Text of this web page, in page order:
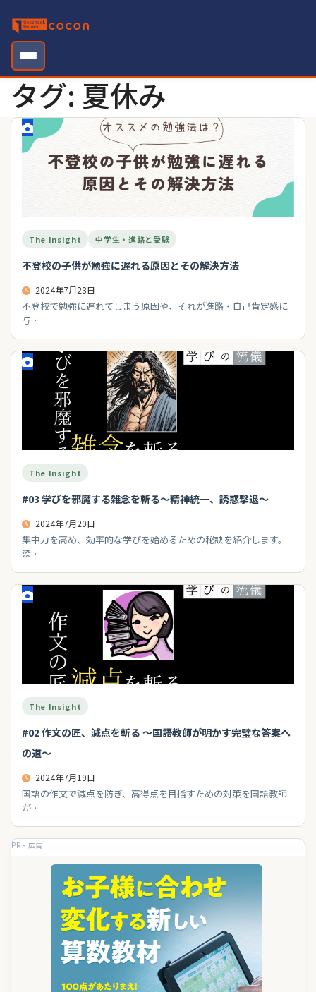
content
タグ: 夏休み
The Insight 中学生・進路と受験
不登校の子供が勉強に遅れる原因とその解決方法
2024年7月23日
不登校で勉強に遅れてしまう原因や、それが進路・自己肯定感に
与…
The Insight
#03 学びを邪魔する雑念を斬る〜精神統一、誘惑撃退〜
2024年7月20日
集中力を高め、効率的な学びを始めるための秘訣を紹介します。
深…
The Insight
#02 作文の匠、減点を斬る 〜国語教師が明かす完璧な答案へ
の道〜
2024年7月19日
国語の作文で減点を防ぎ、高得点を目指すための対策を国語教師
が…
PR・広告